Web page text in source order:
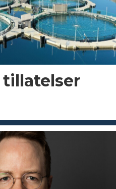
tillatelser